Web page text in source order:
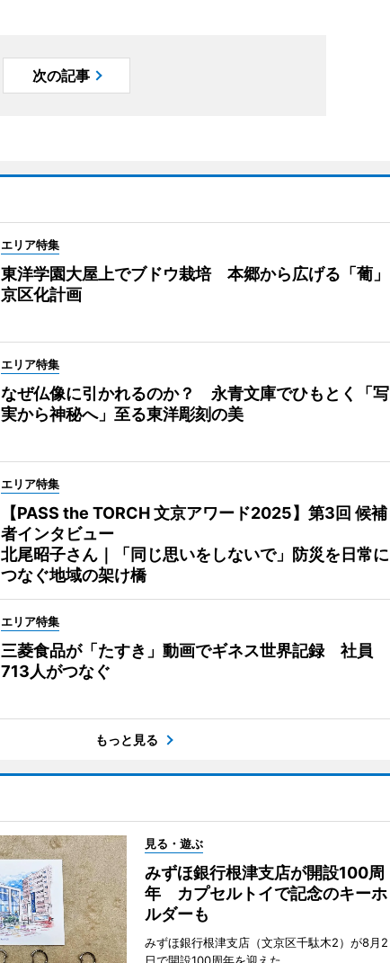
次の記事
エリア特集
東洋学園大屋上でブドウ栽培 本郷から広げる「葡」
京区化計画
エリア特集
なぜ仏像に引かれるのか？ 永青文庫でひもとく「写
実から神秘へ」至る東洋彫刻の美
エリア特集
【PASS the TORCH 文京アワード2025】第3回 候補
者インタビュー
北尾昭子さん｜「同じ思いをしないで」防災を日常に
つなぐ地域の架け橋
エリア特集
三菱食品が「たすき」動画でギネス世界記録 社員
713人がつなぐ
もっと見る
見る・遊ぶ
みずほ銀行根津支店が開設100周
年 カプセルトイで記念のキーホ
ルダーも
みずほ銀行根津支店（文京区千駄木2）が8月2